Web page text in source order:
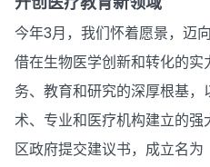
今年3月，我们怀着愿景，迈
借在生物医学创新和转化的
务、教育和研究的深厚根基
术、专业和医疗机构建立的
区政府提交建议书，成立名